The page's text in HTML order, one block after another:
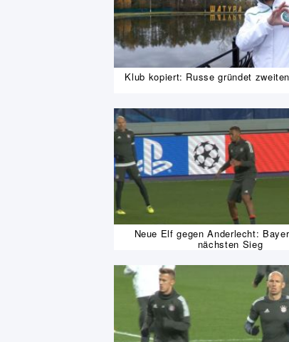
Klub kopiert: Russe gründet
Neue Elf gegen Anderlecht:
nächsten Sieg